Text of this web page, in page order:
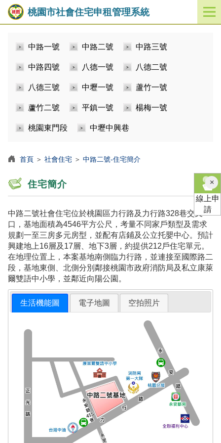
桃園市社會住宅申租管理系統
開
啟
中路一號 中路二號 中路三號
中路四號 八德一號 八德二號
八德三號 中壢一號 蘆竹一號
蘆竹二號 平鎮一號 楊梅一號
桃園東門段 中壢中興巷
首頁 ＞ 社會住宅 ＞ 中路二號-住宅簡介
住宅簡介
中路二號社會住宅位於桃園區力行路及力行路328巷交叉
口，基地面積為4546平方公尺，考量不同家戶類型及需求
規劃一至三房多元房型，並配有店鋪及公立托嬰中心。預計
興建地上16層及17層、地下3層，約提供212戶住宅單元。
在地理位置上，本案基地南側臨力行路，並連接至國際路二
段，基地東側、北側分別鄰接桃園市政府消防局及私立康萊
爾雙語中小學，並鄰近向陽公園。
生活機能圖 電子地圖 空拍照片
×關
閉
線上申
請